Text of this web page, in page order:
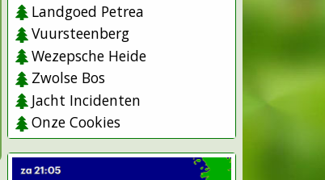
Landgoed Petrea
Vuursteenberg
Wezepsche Heide
Zwolse Bos
Jacht Incidenten
Onze Cookies